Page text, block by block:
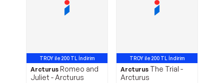
TROY ile 200 TL İndirim
Arcturus Romeo and
Juliet - Arcturus
TROY ile 200 TL İndirim
Arcturus The Trial -
Arcturus